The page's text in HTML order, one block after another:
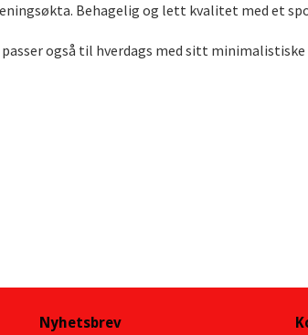
Behagelig og lett kvalitet med et
også til hverdags med sitt
Nyhetsbrev